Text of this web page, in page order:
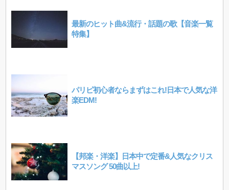
最新のヒット曲&流行・話題の歌【音楽一覧
特集】
パリピ初心者ならまずはこれ!日本で人気な洋
楽EDM!
【邦楽・洋楽】日本中で定番&人気なクリス
マスソング 50曲以上!